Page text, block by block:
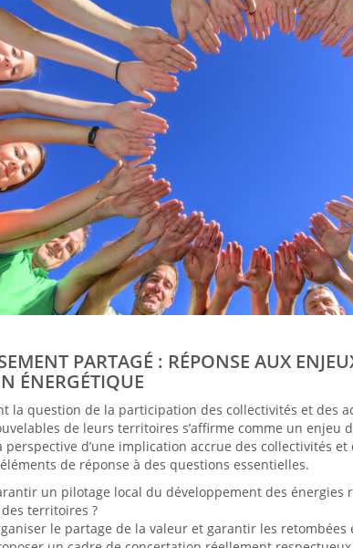
PARTAGÉ : RÉPONSE AUX
ÉNERGÉTIQUE
la question de la participation des collectivités et des
de leurs territoires s’affirme comme un
perspective d’une implication accrue des collectivités
de réponse à des questions essentielles.
un pilotage local du développement des énergies
territoires ?
le partage de la valeur et garantir les retombées